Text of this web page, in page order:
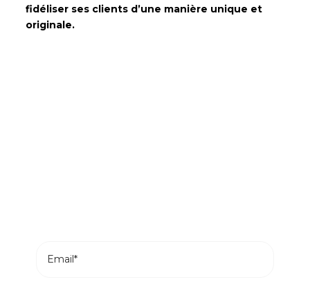
fidéliser ses clients d’une manière unique et
originale.